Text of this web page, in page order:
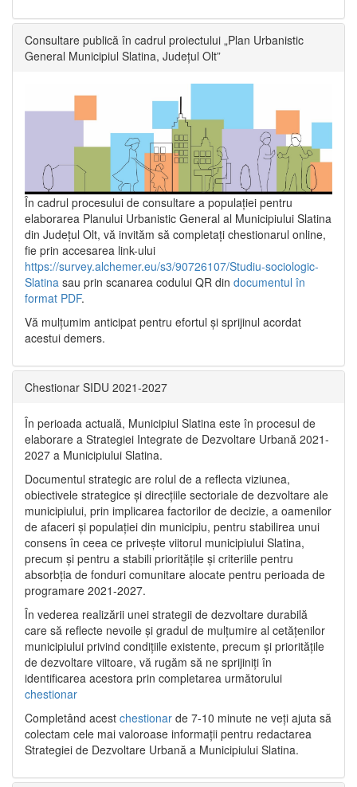
Consultare publică în cadrul proiectului „Plan Urbanistic
General Municipiul Slatina, Județul Olt”
În cadrul procesului de consultare a populaţiei pentru
elaborarea Planului Urbanistic General al Municipiului Slatina
din Județul Olt, vă invităm să completați chestionarul online,
fie prin accesarea link-ului
https://survey.alchemer.eu/s3/90726107/Studiu-sociologic-
Slatina sau prin scanarea codului QR din documentul în
format PDF.
Vă mulţumim anticipat pentru efortul şi sprijinul acordat
acestui demers.
Chestionar SIDU 2021-2027
În perioada actuală, Municipiul Slatina este în procesul de
elaborare a Strategiei Integrate de Dezvoltare Urbană 2021‐
2027 a Municipiului Slatina.
Documentul strategic are rolul de a reflecta viziunea,
obiectivele strategice și direcțiile sectoriale de dezvoltare ale
municipiului, prin implicarea factorilor de decizie, a oamenilor
de afaceri și populației din municipiu, pentru stabilirea unui
consens în ceea ce privește viitorul municipiului Slatina,
precum și pentru a stabili prioritățile și criteriile pentru
absorbția de fonduri comunitare alocate pentru perioada de
programare 2021-2027.
În vederea realizării unei strategii de dezvoltare durabilă
care să reflecte nevoile și gradul de mulțumire al cetățenilor
municipiului privind condițiile existente, precum și prioritățile
de dezvoltare viitoare, vă rugăm să ne sprijiniți în
identificarea acestora prin completarea următorului
chestionar
Completând acest chestionar de 7-10 minute ne veți ajuta să
colectam cele mai valoroase informații pentru redactarea
Strategiei de Dezvoltare Urbană a Municipiului Slatina.